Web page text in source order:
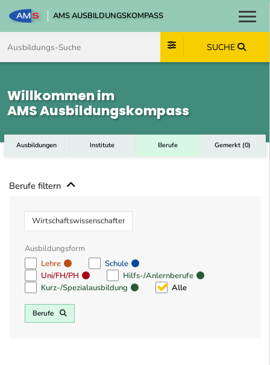
AMS AUSBILDUNGSKOMPASS
SUCHE
Willkommen im
AMS Ausbildungskompass
Ausbildungen Institute Berufe Gemerkt (0)
Berufe filtern
Beruf
Ausbildungsform
Lehre
Schule
Uni/FH/PH
Hilfs-/Anlernberufe
Kurz-/Spezialausbildung
Alle
Berufe